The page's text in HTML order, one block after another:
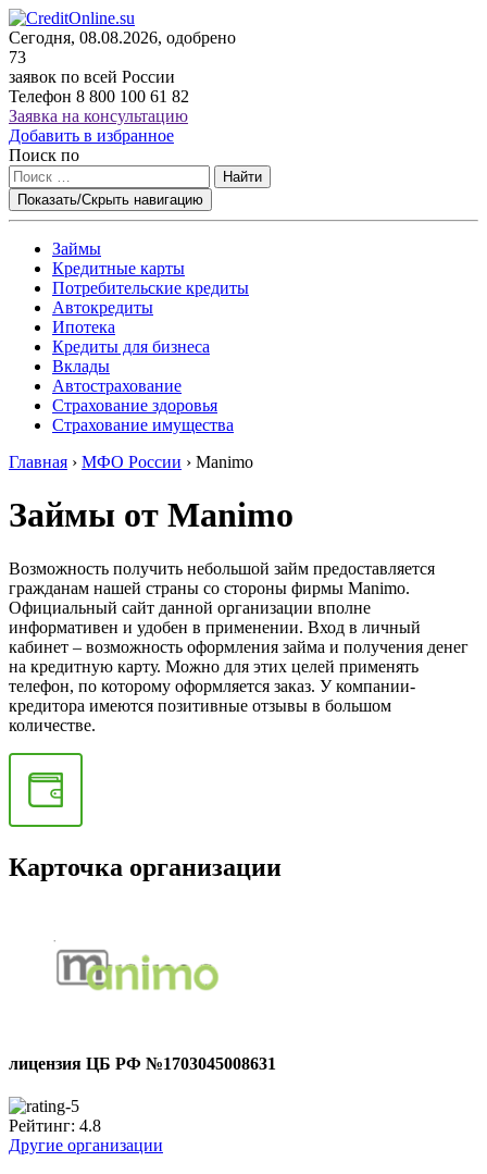
Сегодня, 08.08.2026, одобрено
73
заявок по всей России
Телефон 8 800 100 61 82
Заявка на консультацию
Добавить в избранное
Поиск по
Найти
Показать/Скрыть навигацию
Займы
Кредитные карты
Потребительские кредиты
Автокредиты
Ипотека
Кредиты для бизнеса
Вклады
Автострахование
Страхование здоровья
Страхование имущества
Главная › МФО России › Manimo
Займы от Manimo
Возможность получить небольшой займ предоставляется
гражданам нашей страны со стороны фирмы Manimo.
Официальный сайт данной организации вполне
информативен и удобен в применении. Вход в личный
кабинет – возможность оформления займа и получения денег
на кредитную карту. Можно для этих целей применять
телефон, по которому оформляется заказ. У компании-
кредитора имеются позитивные отзывы в большом
количестве.
Карточка организации
лицензия ЦБ РФ №1703045008631
Рейтинг: 4.8
Другие организации